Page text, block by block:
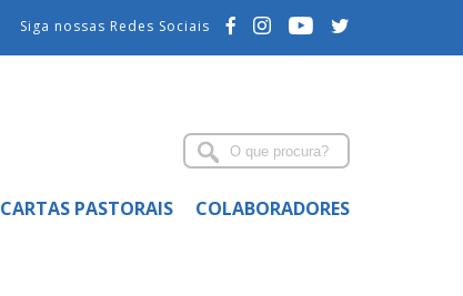
Siga nossas Redes Sociais
CARTAS PASTORAIS COLABORADORES